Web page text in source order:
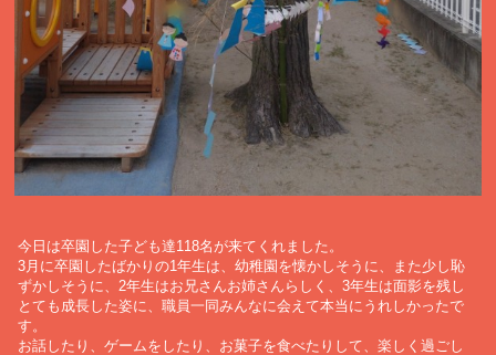
今日は卒園した子ども達118名が来てくれました。
3月に卒園したばかりの1年生は、幼稚園を懐かしそうに、また少し恥
ずかしそうに、2年生はお兄さんお姉さんらしく、3年生は面影を残し
とても成長した姿に、職員一同みんなに会えて本当にうれしかったで
す。
お話したり、ゲームをしたり、お菓子を食べたりして、楽しく過ごし